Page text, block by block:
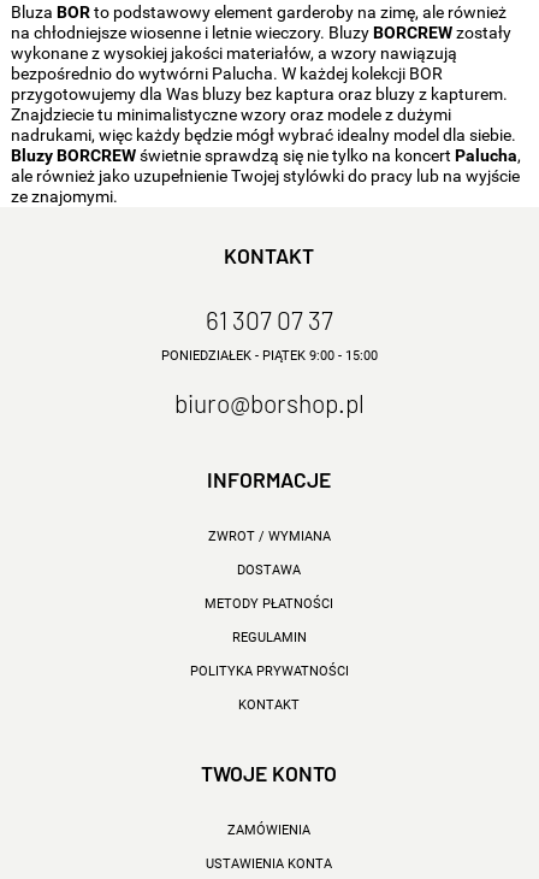
Bluza BORto podstawowy element garderoby na zimę, ale również
na chłodniejsze wiosenne i letnie wieczory. BluzyBORCREWzostały
wykonane z wysokiej jakości materiałów, a wzory nawiązują
bezpośrednio do wytwórni Palucha. W każdej kolekcji BOR
przygotowujemy dla Was bluzy bez kaptura oraz bluzy z kapturem.
Znajdziecie tu minimalistyczne wzory oraz modele z dużymi
nadrukami, więc każdy będzie mógł wybrać idealny model dla siebie.
Bluzy BORCREWświetnie sprawdzą się nie tylko na koncert Palucha,
ale również jako uzupełnienie Twojej stylówki do pracy lub na wyjście
ze znajomymi.
KONTAKT
61 307 07 37
PONIEDZIAŁEK - PIĄTEK 9:00 - 15:00
biuro@borshop.pl
INFORMACJE
ZWROT / WYMIANA
DOSTAWA
METODY PŁATNOŚCI
REGULAMIN
POLITYKA PRYWATNOŚCI
KONTAKT
TWOJE KONTO
ZAMÓWIENIA
USTAWIENIA KONTA